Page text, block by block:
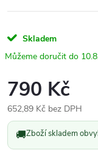
Skladem
790 Kč
652,89 Kč bez DPH
Měrná
cena:
🚚Zboží skladem